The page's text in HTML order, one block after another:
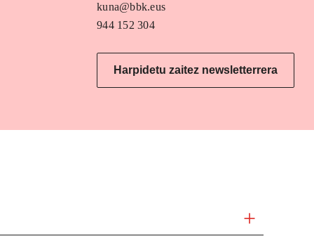
kuna@bbk.eus
944 152 304
Harpidetu zaitez newsletterrera